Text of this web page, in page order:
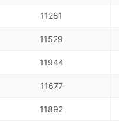
11281
11529
11944
11677
11892